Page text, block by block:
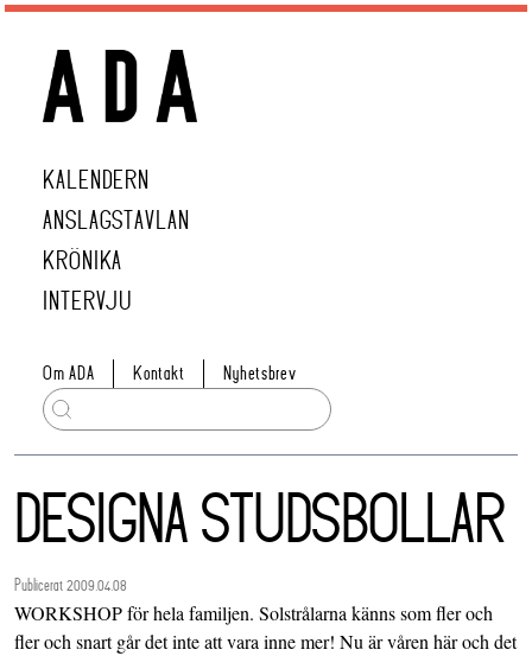
KALENDERN
ANSLAGSTAVLAN
KRÖNIKA
INTERVJU
Om ADA Kontakt Nyhetsbrev
DESIGNA STUDSBOLLAR
Publicerat 2009.04.08
WORKSHOP för hela familjen. Solstrålarna känns som fler och
fler och snart går det inte att vara inne mer! Nu är våren här och det